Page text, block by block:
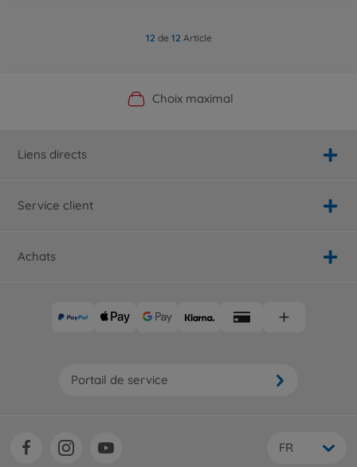
12 de 12 Article
Boutique officielle du fabricant
Choix maximal
Service personnalisé
Livraison rapide
Liens directs
Service client
Achats
Portail de service
FR